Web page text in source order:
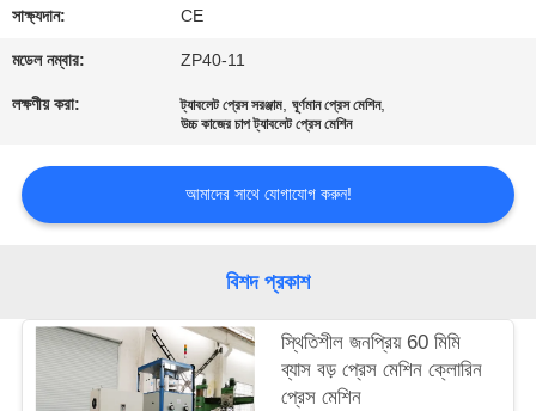
যোগাযোগ
করুন
কেস
জন্য
আবেদন
সাক্ষ্যদান: CE
মডেল নম্বার: ZP40-11
লক্ষণীয় করা: ট্যাবলেট প্রেস সরঞ্জাম,ঘূর্ণমান প্রেস মেশিন,
উচ্চ কাজের চাপ ট্যাবলেট প্রেস মেশিন
আমাদের সাথে যোগাযোগ করুন!
বিশদ প্রকাশ
স্থিতিশীল জনপ্রিয় 60 মিমি
ব্যাস বড় প্রেস মেশিন ক্লোরিন
প্রেস মেশিন